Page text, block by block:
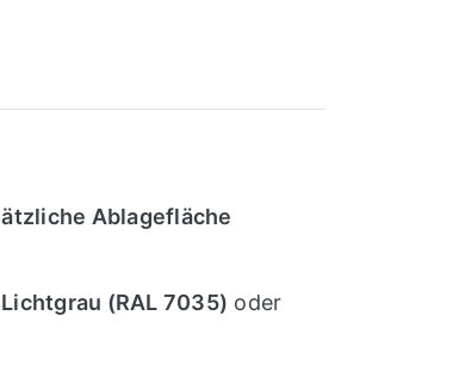
Ablagefläche
Lichtgrau (RAL 7035) oder